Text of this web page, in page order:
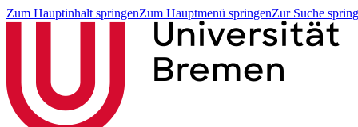
Zum Hauptinhalt springenZum Hauptmenü springenZur Suche